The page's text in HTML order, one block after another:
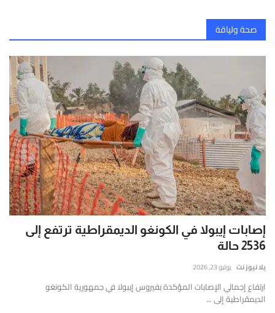
صحة ولياقة
إصابات إيبولا في الكونغو الديمقراطية ترتفع إلى
2536 حالة
يلا نيوز نت يوليو 23, 2026
ارتفاع إجمالي الإصابات المؤكدة بفيروس إيبولا في جمهورية الكونغو
الديمقراطية إلى ...